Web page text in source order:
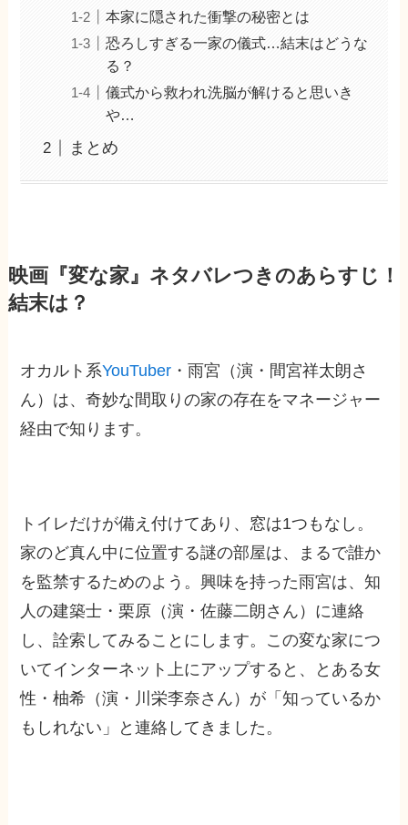
本家に隠された衝撃の秘密とは
恐ろしすぎる一家の儀式…結末はどうな
る？
儀式から救われ洗脳が解けると思いき
や…
まとめ
映画『変な家』ネタバレつきのあらすじ！
結末は？
オカルト系YouTuber ・雨宮（演・間宮祥太朗さ
ん）は、奇妙な間取りの家の存在をマネージャー
経由で知ります。
トイレだけが備え付けてあり、窓は1つもなし。
家のど真ん中に位置する謎の部屋は、まるで誰か
を監禁するためのよう。興味を持った雨宮は、知
人の建築士・栗原（演・佐藤二朗さん）に連絡
し、詮索してみることにします。この変な家につ
いてインターネット上にアップすると、とある女
性・柚希（演・川栄李奈さん）が「知っているか
もしれない」と連絡してきました。